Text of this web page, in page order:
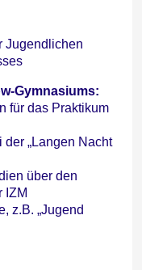
Jugendlichen
Gymnasiums:
für das Praktikum
„Langen Nacht
über den
IZM
z.B. „Jugend